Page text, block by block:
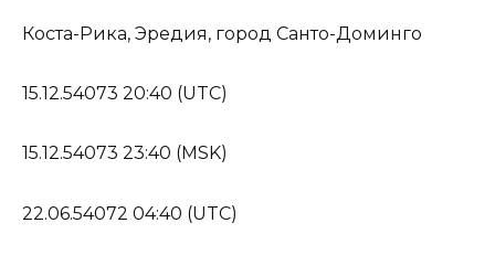
Коста-Рика, Эредия, город Санто-Доминго
15.12.54073 20:40 (UTC)
15.12.54073 23:40 (MSK)
22.06.54072 04:40 (UTC)